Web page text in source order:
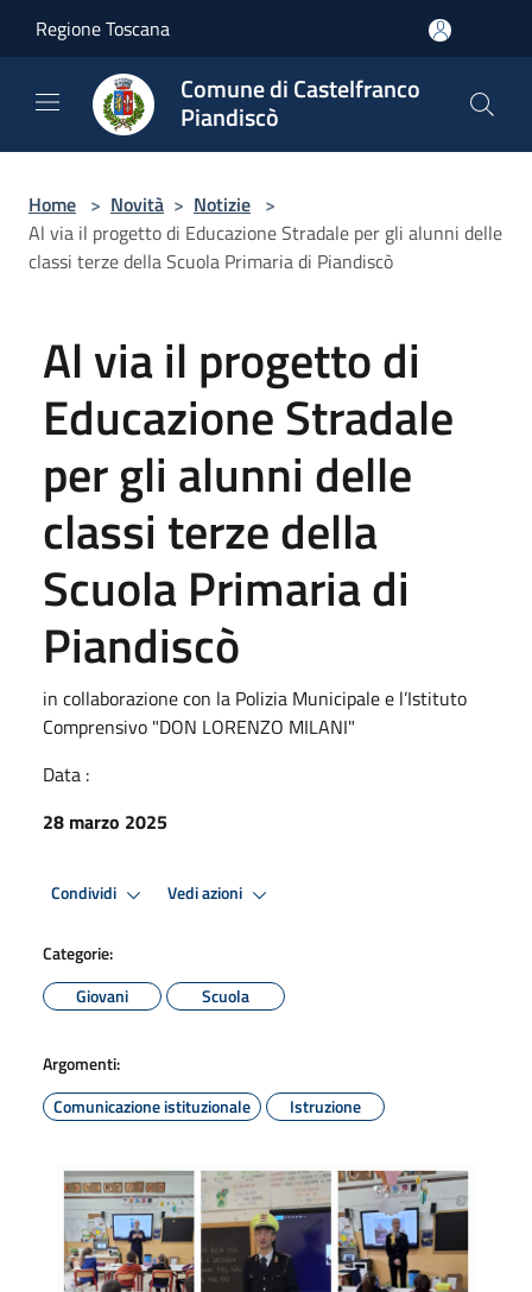
Regione Toscana
Comune di Castelfranco
Piandiscò
Home > Novità > Notizie >
Al via il progetto di Educazione Stradale per gli alunni delle
classi terze della Scuola Primaria di Piandiscò
Al via il progetto di
Educazione Stradale
per gli alunni delle
classi terze della
Scuola Primaria di
Piandiscò
in collaborazione con la Polizia Municipale e l’Istituto
Comprensivo "DON LORENZO MILANI"
Data :
28 marzo 2025
Condividi Vedi azioni
Categorie:
Giovani
Scuola
Argomenti:
Comunicazione istituzionale
Istruzione